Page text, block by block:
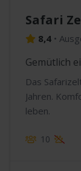
Safari
8,4 •
Gemütlich
Das
Jahren.
leben.
10